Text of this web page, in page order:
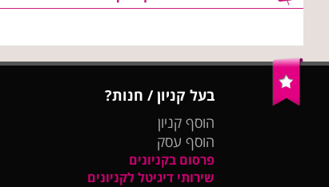
בעל קניון / חנות?
הוסף קניון
הוסף עסק
פרסום בקניונים
שירותי דיגיטל לקניונים